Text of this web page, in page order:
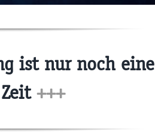
ist nur noch eine
+++